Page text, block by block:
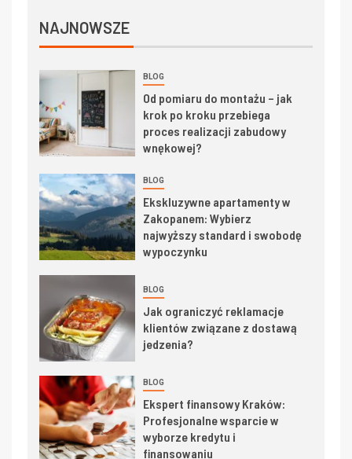
NAJNOWSZE
BLOG
Od pomiaru do montażu – jak
krok po kroku przebiega
proces realizacji zabudowy
wnękowej?
BLOG
Ekskluzywne apartamenty w
Zakopanem: Wybierz
najwyższy standard i swobodę
wypoczynku
BLOG
Jak ograniczyć reklamacje
klientów związane z dostawą
jedzenia?
BLOG
Ekspert finansowy Kraków:
Profesjonalne wsparcie w
wyborze kredytu i
finansowaniu